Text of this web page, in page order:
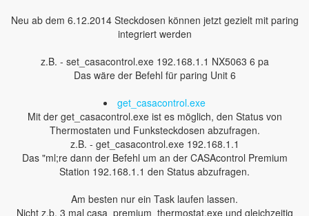
Neu ab dem 6.12.2014 Steckdosen können jetzt gezielt mit paring
integriert werden
z.B. - set_casacontrol.exe 192.168.1.1 NX5063 6 pa
Das wäre der Befehl für paring Unit 6
get_casacontrol.exe
Mit der get_casacontrol.exe ist es möglich, den Status von
Thermostaten und Funksteckdosen abzufragen.
z.B. - get_casacontrol.exe 192.168.1.1
Das "ml;re dann der Befehl um an der CASAcontrol Premium
Station 192.168.1.1 den Status abzufragen.
Am besten nur ein Task laufen lassen.
Nicht z.b. 3 mal casa_premium_thermostat.exe und gleichzeitig